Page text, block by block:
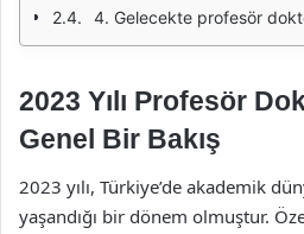
4. Gelecekte profesör doktor
2023 Yılı Profesör
Genel Bir Bakış
2023 yılı, Türkiye’de akademik
yaşandığı bir dönem olmuştur.